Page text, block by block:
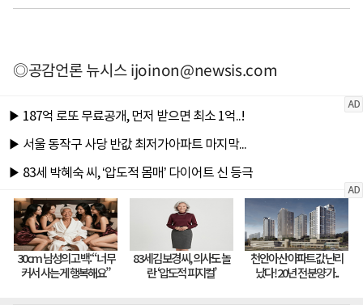
◎공감언론 뉴시스ijoinon@newsis.com